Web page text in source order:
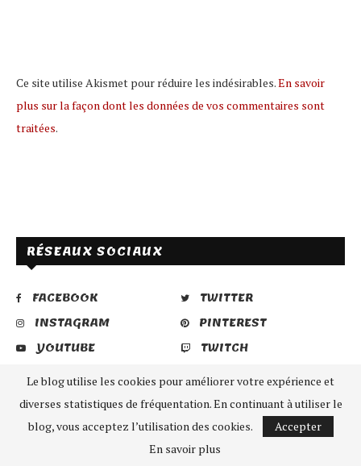
Ce site utilise Akismet pour réduire les indésirables.En savoir
plus sur la façon dont les données de vos commentaires sont
traitées.
RÉSEAUX SOCIAUX
FACEBOOK
TWITTER
INSTAGRAM
PINTEREST
YOUTUBE
TWITCH
DISCORD
SÉLECTION DU MOMENT
Le blog utilise les cookies pour améliorer votre expérience et
diverses statistiques de fréquentation. En continuant à utiliser le
blog, vous acceptez l’utilisation des cookies.
Accepter
En savoir plus